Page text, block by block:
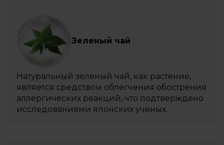
Зеленый чай
Натуральный зеленый чай, как растение,
является средством облегчения обострения
аллергических реакций, что подтверждено
исследованиями японских ученых.